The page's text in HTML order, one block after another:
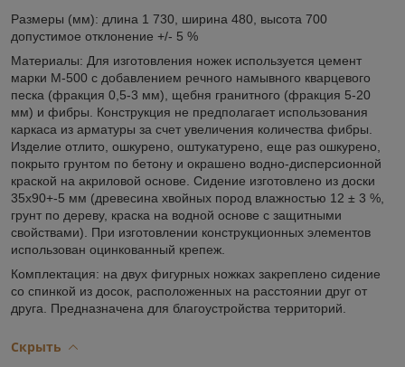
Размеры (мм): длина 1 730, ширина 480, высота 700
допустимое отклонение +/- 5 %
Материалы: Для изготовления ножек используется цемент
марки М-500 с добавлением речного намывного кварцевого
песка (фракция 0,5-3 мм), щебня гранитного (фракция 5-20
мм) и фибры. Конструкция не предполагает использования
каркаса из арматуры за счет увеличения количества фибры.
Изделие отлито, ошкурено, оштукатурено, еще раз ошкурено,
покрыто грунтом по бетону и окрашено водно-дисперсионной
краской на акриловой основе. Сидение изготовлено из доски
35х90+-5 мм (древесина хвойных пород влажностью 12 ± 3 %,
грунт по дереву, краска на водной основе с защитными
свойствами). При изготовлении конструкционных элементов
использован оцинкованный крепеж.
Комплектация: на двух фигурных ножках закреплено сидение
со спинкой из досок, расположенных на расстоянии друг от
друга. Предназначена для благоустройства территорий.
Скрыть